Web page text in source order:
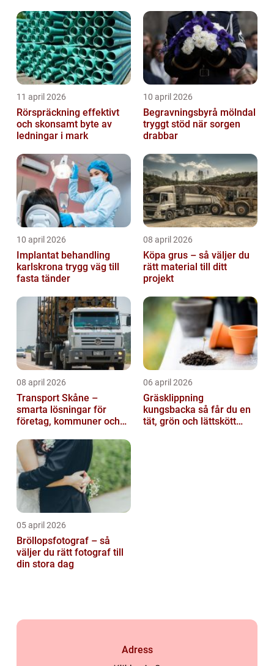
trapphus...
11 april 2026
Rörspräckning effektivt
och skonsamt byte av
ledningar i mark
10 april 2026
Begravningsbyrå mölndal
tryggt stöd när sorgen
drabbar
10 april 2026
Implantat behandling
karlskrona trygg väg till
fasta tänder
08 april 2026
Köpa grus – så väljer du
rätt material till ditt
projekt
08 april 2026
Transport Skåne –
smarta lösningar för
företag, kommuner och
06 april 2026
Gräsklippning
kungsbacka så får du en
tät, grön och lättskött
05 april 2026
Bröllopsfotograf – så
väljer du rätt fotograf till
din stora dag
Adress